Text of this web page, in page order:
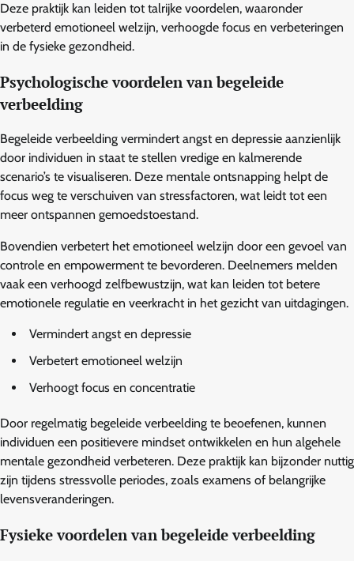
Deze praktijk kan leiden tot talrijke voordelen, waaronder
verbeterd emotioneel welzijn, verhoogde focus en verbeteringen
in de fysieke gezondheid.
Psychologische voordelen van begeleide
verbeelding
Begeleide verbeelding vermindert angst en depressie aanzienlijk
door individuen in staat te stellen vredige en kalmerende
scenario’s te visualiseren. Deze mentale ontsnapping helpt de
focus weg te verschuiven van stressfactoren, wat leidt tot een
meer ontspannen gemoedstoestand.
Bovendien verbetert het emotioneel welzijn door een gevoel van
controle en empowerment te bevorderen. Deelnemers melden
vaak een verhoogd zelfbewustzijn, wat kan leiden tot betere
emotionele regulatie en veerkracht in het gezicht van uitdagingen.
Vermindert angst en depressie
Verbetert emotioneel welzijn
Verhoogt focus en concentratie
Door regelmatig begeleide verbeelding te beoefenen, kunnen
individuen een positievere mindset ontwikkelen en hun algehele
mentale gezondheid verbeteren. Deze praktijk kan bijzonder nuttig
zijn tijdens stressvolle periodes, zoals examens of belangrijke
levensveranderingen.
Fysieke voordelen van begeleide verbeelding